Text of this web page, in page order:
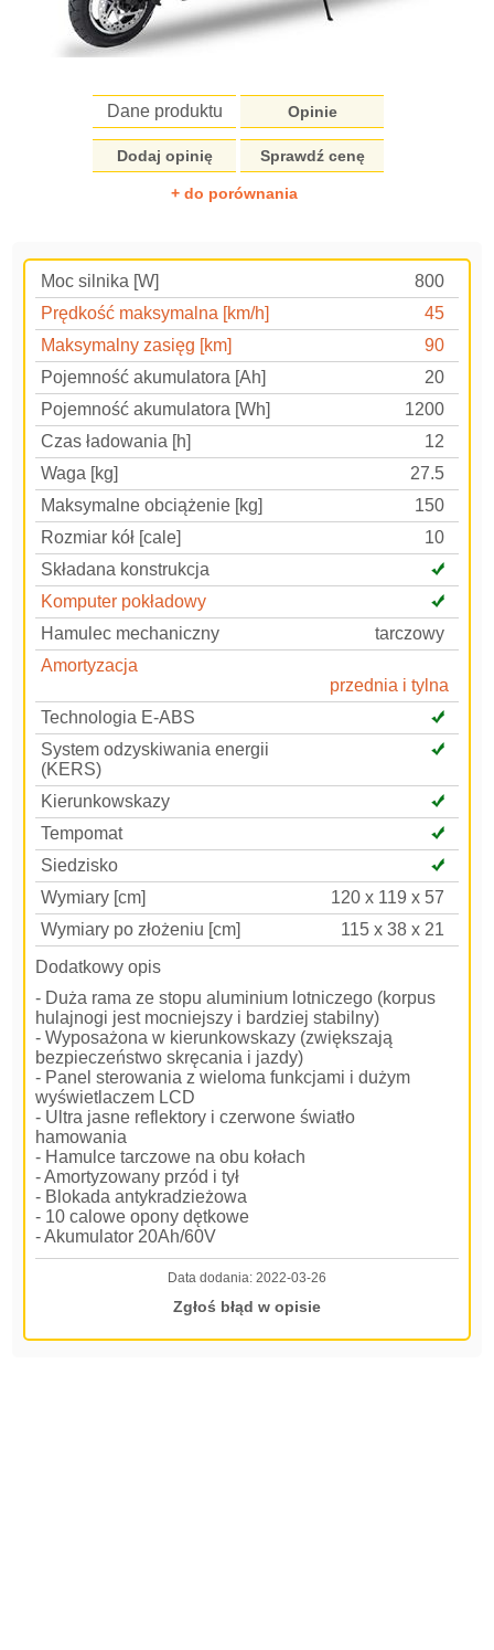
Dane produktu Opinie
Dodaj opinię Sprawdź cenę
+ do porównania
Moc silnika [W]
800
Prędkość maksymalna [km/h]
45
Maksymalny zasięg [km]
90
Pojemność akumulatora [Ah]
20
Pojemność akumulatora [Wh]
1200
Czas ładowania [h]
12
Waga [kg]
27.5
Maksymalne obciążenie [kg]
150
Rozmiar kół [cale]
10
Składana konstrukcja
Komputer pokładowy
Hamulec mechaniczny
tarczowy
Amortyzacja
przednia i tylna
Technologia E-ABS
System odzyskiwania energii
(KERS)
Kierunkowskazy
Tempomat
Siedzisko
Wymiary [cm]
120 x 119 x 57
Wymiary po złożeniu [cm]
115 x 38 x 21
Dodatkowy opis
- Duża rama ze stopu aluminium lotniczego (korpus
hulajnogi jest mocniejszy i bardziej stabilny)
- Wyposażona w kierunkowskazy (zwiększają
bezpieczeństwo skręcania i jazdy)
- Panel sterowania z wieloma funkcjami i dużym
wyświetlaczem LCD
- Ultra jasne reflektory i czerwone światło
hamowania
- Hamulce tarczowe na obu kołach
- Amortyzowany przód i tył
- Blokada antykradzieżowa
- 10 calowe opony dętkowe
- Akumulator 20Ah/60V
Data dodania: 2022-03-26
Zgłoś błąd w opisie